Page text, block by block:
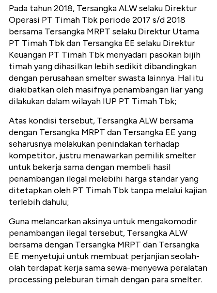
Pada tahun 2018, Tersangka ALW selaku Direktur
Operasi PT Timah Tbk periode 2017 s/d 2018
bersama Tersangka MRPT selaku Direktur Utama
PT Timah Tbk dan Tersangka EE selaku Direktur
Keuangan PT Timah Tbk menyadari pasokan bijih
timah yang dihasilkan lebih sedikit dibandingkan
dengan perusahaan smelter swasta lainnya. Hal itu
diakibatkan oleh masifnya penambangan liar yang
dilakukan dalam wilayah IUP PT Timah Tbk;
Atas kondisi tersebut, Tersangka ALW bersama
dengan Tersangka MRPT dan Tersangka EE yang
seharusnya melakukan penindakan terhadap
kompetitor, justru menawarkan pemilik smelter
untuk bekerja sama dengan membeli hasil
penambangan ilegal melebihi harga standar yang
ditetapkan oleh PT Timah Tbk tanpa melalui kajian
terlebih dahulu;
Guna melancarkan aksinya untuk mengakomodir
penambangan ilegal tersebut, Tersangka ALW
bersama dengan Tersangka MRPT dan Tersangka
EE menyetujui untuk membuat perjanjian seolah-
olah terdapat kerja sama sewa-menyewa peralatan
processing peleburan timah dengan para smelter.